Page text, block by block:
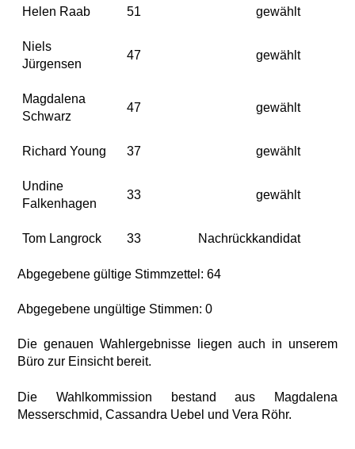
Helen Raab 51 gewählt
Niels
Jürgensen
47 gewählt
Magdalena
Schwarz
47 gewählt
Richard Young 37 gewählt
Undine
Falkenhagen
33 gewählt
Tom Langrock 33 Nachrückkandidat
Abgegebene gültige Stimmzettel: 64
Abgegebene ungültige Stimmen: 0
Die genauen Wahlergebnisse liegen auch in unserem
Büro zur Einsicht bereit.
Die Wahlkommission bestand aus Magdalena
Messerschmid, Cassandra Uebel und Vera Röhr.